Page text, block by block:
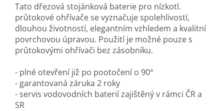
Tato dřezová stojánková baterie pro nízkotl.
průtokové ohřívače se vyznačuje spolehlivostí,
dlouhou životností, elegantním vzhledem a kvalitní
povrchovou úpravou. Použití je možné pouze s
průtokovými ohřívači bez zásobníku.
- plné otevření již po pootočení o 90°
- garantovaná záruka 2 roky
- servis vodovodních baterií zajištěný v rámci ČR a
SR